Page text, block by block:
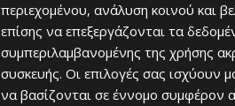
περιεχομένου, ανάλυση κοινού και
επίσης να επεξεργάζονται τα
συμπεριλαμβανομένης της χρήσης
συσκευής. Οι επιλογές σας ισχύουν
να βασίζονται σε έννομο συμφέρον